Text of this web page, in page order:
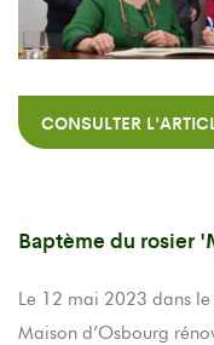
CONSULTER
Baptème du rosier
Le 12 mai 2023 dans
Maison d’Osbourg